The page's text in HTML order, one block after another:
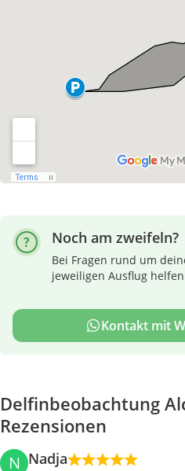
Noch am zweifeln?
Bei Fragen rund um
jeweiligen Ausflug
Kontakt mit
Delfinbeobachtung
Rezensionen
N Nadja